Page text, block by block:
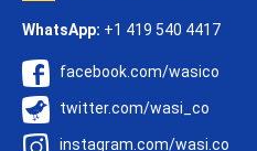
WhatsApp: +1 419 540 4417
facebook.com/wasico
twitter.com/wasi_co
instagram.com/wasi.co